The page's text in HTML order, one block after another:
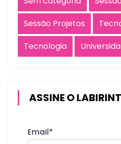
Sessão Projetos
Tecnologia
ASSINE O
Email*